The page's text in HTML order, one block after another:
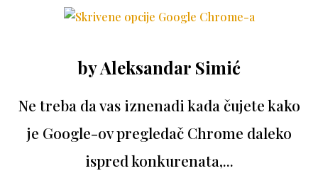
byAleksandar Simić
Ne treba da vas iznenadi kada čujete kako
je Google-ov pregledač Chrome daleko
ispred konkurenata,...